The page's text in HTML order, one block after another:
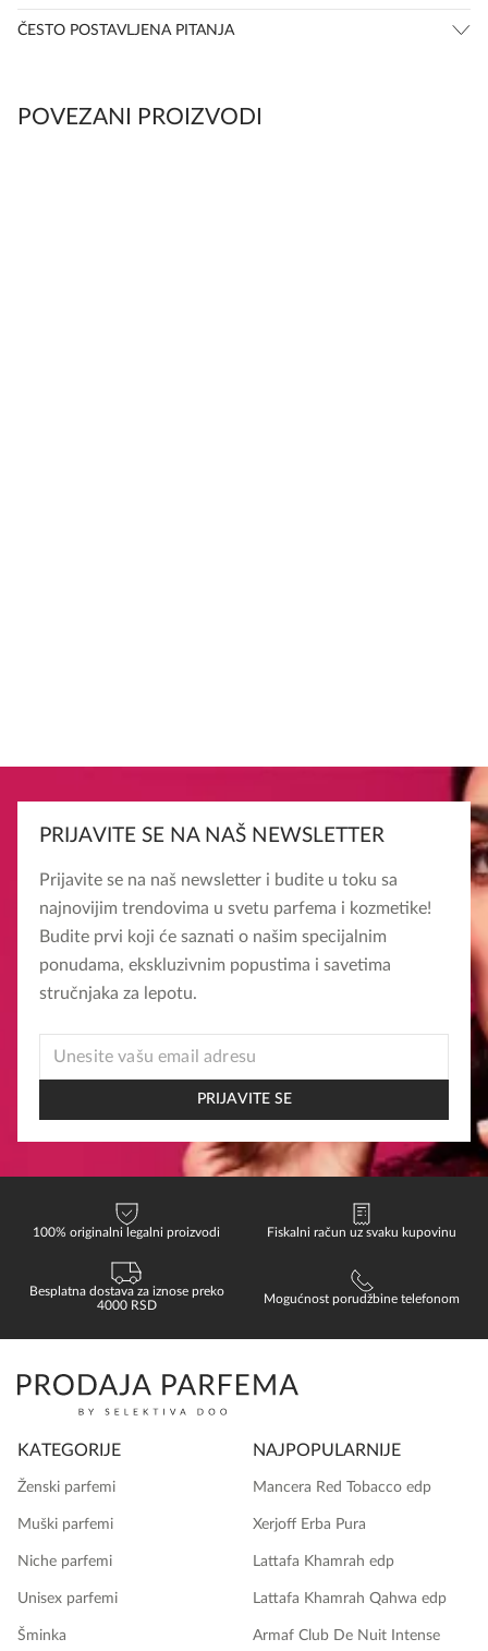
ČESTO POSTAVLJENA PITANJA
POVEZANI PROIZVODI
PRIJAVITE SE NA NAŠ NEWSLETTER
Prijavite se na naš newsletter i budite u toku sa
najnovijim trendovima u svetu parfema i kozmetike!
Budite prvi koji će saznati o našim specijalnim
ponudama, ekskluzivnim popustima i savetima
stručnjaka za lepotu.
PRIJAVITE SE
100% originalni legalni proizvodi Fiskalni račun uz svaku kupovinu
Besplatna dostava za iznose preko
4000 RSD
Mogućnost porudžbine telefonom
KATEGORIJE
Ženski parfemi
Muški parfemi
Niche parfemi
Unisex parfemi
Šminka
NAJPOPULARNIJE
Mancera Red Tobacco edp
Xerjoff Erba Pura
Lattafa Khamrah edp
Lattafa Khamrah Qahwa edp
Armaf Club De Nuit Intense